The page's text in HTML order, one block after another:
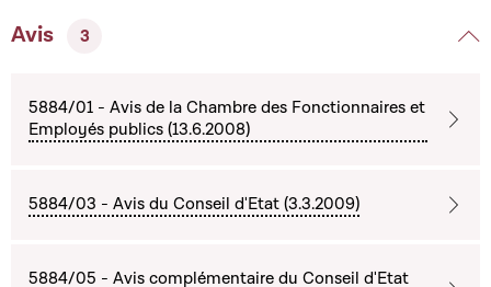
Avis 3
5884/01 - Avis de la Chambre des Fonctionnaires et
Employés publics (13.6.2008)
5884/03 - Avis du Conseil d'Etat (3.3.2009)
5884/05 - Avis complémentaire du Conseil d'Etat